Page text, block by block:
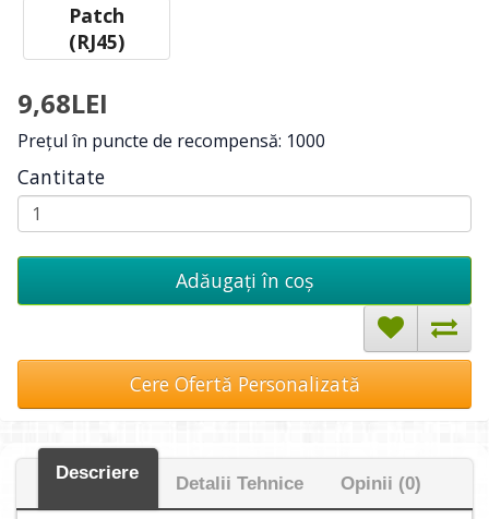
Patch
(RJ45)
9,68LEI
Preţul în puncte de recompensă: 1000
Cantitate
Adăugați în coş
Cere Ofertă Personalizată
Descriere
Detalii Tehnice Opinii (0)